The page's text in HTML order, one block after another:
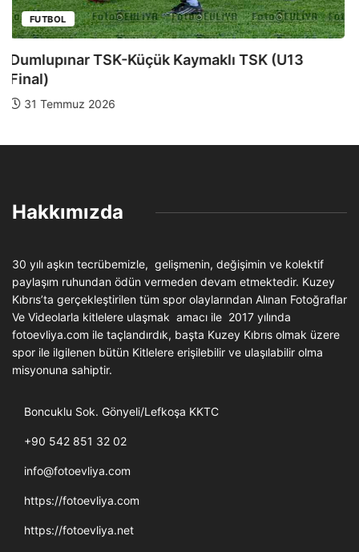
FUTBOL
Dumlupınar TSK-Yeniboğaziçi DSK (U13 Yarı
Final)
28 Temmuz 2026
Hakkımızda
30 yılı aşkın tecrübemizle, gelişmenin, değişimin ve kolektif
paylaşım ruhundan ödün vermeden devam etmektedir. Kuzey
Kıbrıs’ta gerçekleştirilen tüm spor olaylarından Alınan Fotoğraflar
Ve Videolarla kitlelere ulaşmak amacı ile 2017 yılında
fotoevliya.com ile taçlandırdık, başta Kuzey Kıbrıs olmak üzere
spor ile ilgilenen bütün Kitlelere erişilebilir ve ulaşılabilir olma
misyonuna sahiptir.
Boncuklu Sok. Gönyeli/Lefkoşa KKTC
+90 542 851 32 02
info@fotoevliya.com
https://fotoevliya.com
https://fotoevliya.net